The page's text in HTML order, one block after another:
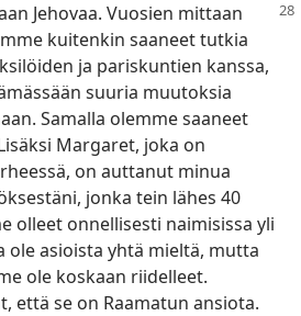
Jehovaa. Vuosien mittaan
kuitenkin saaneet tutkia
ja pariskuntien kanssa,
suuria muutoksia
Samalla olemme saaneet
Margaret, joka on
on auttanut minua
jonka tein lähes 40
olleet onnellisesti naimisissa yli
ole asioista yhtä mieltä, mutta
ole koskaan riidelleet.
että se on Raamatun ansiota.